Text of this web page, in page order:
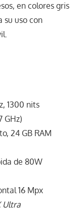
en colores gris
su uso con
1300 nits
GHz)
24 GB RAM
de 80W
16 Mpx
Ultra